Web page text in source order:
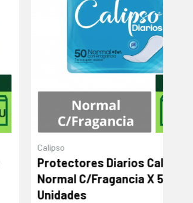
lista de
deseos
Diarios Calipso
Normal C/Fragancia X 50
Unidades